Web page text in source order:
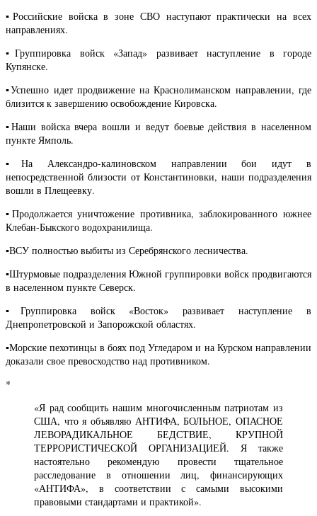
▪️Российские войска в зоне СВО наступают практически на всех
направлениях.
▪️Группировка войск «Запад» развивает наступление в городе
Купянске.
▪️Успешно идет продвижение на Краснолиманском направлении, где
близится к завершению освобождение Кировска.
▪️Наши войска вчера вошли и ведут боевые действия в населенном
пункте Ямполь.
▪️На Александро-калиновском направлении бои идут в
непосредственной близости от Константиновки, наши подразделения
вошли в Плещеевку.
▪️Продолжается уничтожение противника, заблокированного южнее
Клебан-Быкского водохранилища.
▪️ВСУ полностью выбиты из Серебрянского лесничества.
▪️Штурмовые подразделения Южной группировки войск продвигаются
в населенном пункте Северск.
▪️Группировка войск «Восток» развивает наступление в
Днепропетровской и Запорожской областях.
▪️Морские пехотинцы в боях под Угледаром и на Курском направлении
доказали свое превосходство над противником.
*
«Я рад сообщить нашим многочисленным патриотам из
США, что я объявляю АНТИФА, БОЛЬНОЕ, ОПАСНОЕ
ЛЕВОРАДИКАЛЬНОЕ БЕДСТВИЕ, КРУПНОЙ
ТЕРРОРИСТИЧЕСКОЙ ОРГАНИЗАЦИЕЙ. Я также
настоятельно рекомендую провести тщательное
расследование в отношении лиц, финансирующих
«АНТИФА», в соответствии с самыми высокими
правовыми стандартами и практикой».